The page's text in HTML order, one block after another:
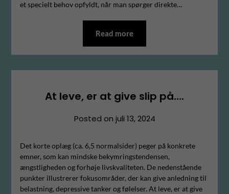
et specielt behov opfyldt, når man spørger direkte…
Read more
At leve, er at give slip på….
Posted on juli 13, 2024
Det korte oplæg (ca. 6,5 normalsider) peger på konkrete
emner, som kan mindske bekymringstendensen,
ængstligheden og forhøje livskvaliteten. De nedenstående
punkter illustrerer fokusområder, der kan give anledning til
belastning, depressive tanker og følelser. At leve, er at give